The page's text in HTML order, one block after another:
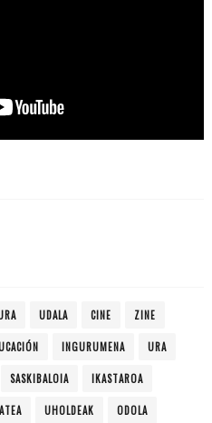
UDALA CINE ZINE
INGURUMENA URA
SASKIBALOIA IKASTAROA
UHOLDEAK ODOLA